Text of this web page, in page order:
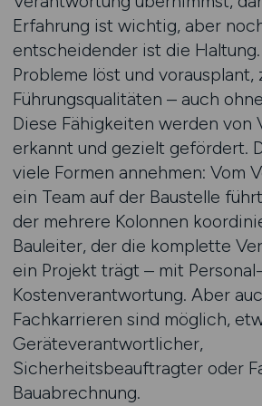
Erfahrung ist wichtig, aber
entscheidender ist die
Probleme löst und vorausplant,
Führungsqualitäten – auch
Diese Fähigkeiten werden von
erkannt und gezielt gefördert.
viele Formen annehmen: Vom
ein Team auf der Baustelle
der mehrere Kolonnen
Bauleiter, der die komplette
ein Projekt trägt – mit
Kostenverantwortung. Aber
Fachkarrieren sind möglich,
Geräteverantwortlicher,
Sicherheitsbeauftragter oder
Bauabrechnung.